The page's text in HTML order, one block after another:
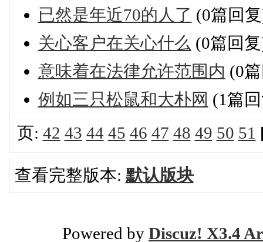
已然是年近70的人了 (0篇回
关心客户在关心什么 (0篇回
意味着在法律允许范围内 (0
例如三只松鼠和大朴网 (1篇
页: 42 43 44 45 46 47 48 49 50 51
查看完整版本: 默认版块
Powered by Discuz! X3.4